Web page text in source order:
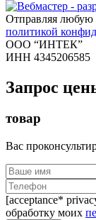
Отправляя любую
политикой
ООО “ИНТЕК”
ИНН 4345206585
Запрос
товар
Вас
[acceptance*
обработку моих